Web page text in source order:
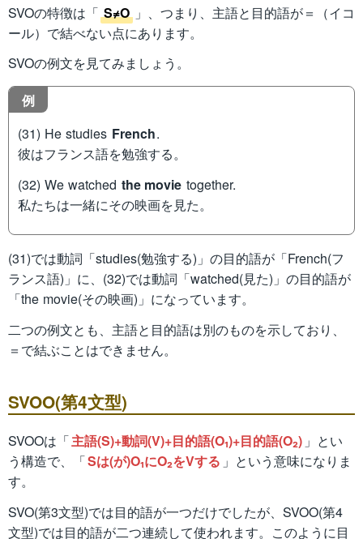
SVOの特徴は「 S≠O 」、つまり、主語と目的語が＝（イコ
ール）で結べない点にあります。
SVOの例文を見てみましょう。
例
(31) He studies French.
彼はフランス語を勉強する。
(32) We watched the movie together.
私たちは一緒にその映画を見た。
(31)では動詞「studies(勉強する)」の目的語が「French(フ
ランス語)」に、(32)では動詞「watched(見た)」の目的語が
「the movie(その映画)」になっています。
二つの例文とも、主語と目的語は別のものを示しており、
＝で結ぶことはできません。
SVOO(第4文型)
SVOOは「主語(S)+動詞(V)+目的語(O₁)+目的語(O₂) 」とい
う構造で、「Sは(が)O₁にO₂をVする 」という意味になりま
す。
SVO(第3文型)では目的語が一つだけでしたが、SVOO(第4
文型)では目的語が二つ連続して使われます。このように目